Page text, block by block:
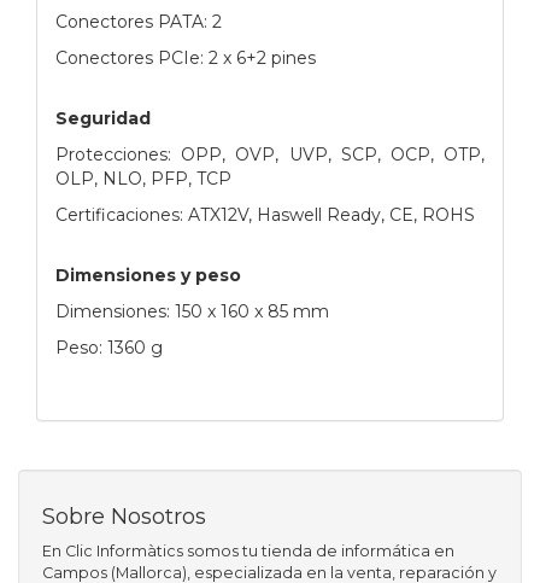
Conectores PATA: 2
Conectores PCIe: 2 x 6+2 pines
Seguridad
Protecciones: OPP, OVP, UVP, SCP, OCP, OTP,
OLP, NLO, PFP, TCP
Certificaciones: ATX12V, Haswell Ready, CE, ROHS
Dimensiones y peso
Dimensiones: 150 x 160 x 85 mm
Peso: 1360 g
Sobre Nosotros
En Clic Informàtics somos tu tienda de informática en
Campos (Mallorca), especializada en la venta, reparación y